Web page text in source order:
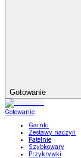
Gotowanie
Gotowanie
Garnki
Zestawy naczyń
Patelnie
Szybkowary
Przykrywki